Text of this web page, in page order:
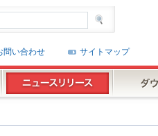
問い合わせ サイトマップ